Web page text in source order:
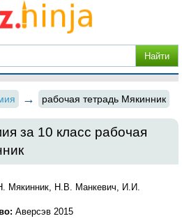
рабочая тетрадь Мякинник
за 10 класс рабочая
Мякинник, Н.В. Манкевич, И.И.
Аверсэв 2015